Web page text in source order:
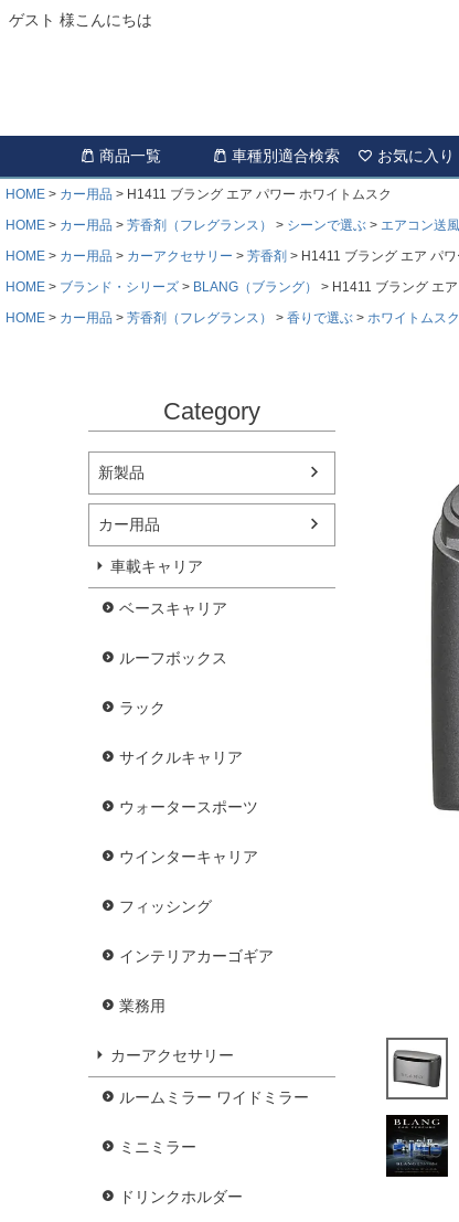
ゲスト 様こんにちは
商品一覧 車種別適合検索 お気に入り
HOME カー用品
H1411 ブラング エア パワー ホワイトムスク
HOME
カー用品 芳香剤（フレグランス） シーンで選ぶ エアコン送
HOME
カー用品 カーアクセサリー 芳香剤
H1411 ブラング エア パ
HOME
ブランド・シリーズ BLANG（ブラング）
H1411 ブラング エ
HOME
カー用品 芳香剤（フレグランス） 香りで選ぶ ホワイトムスク
Category
新製品
カー用品
車載キャリア
ベースキャリア
ルーフボックス
ラック
サイクルキャリア
ウォータースポーツ
ウインターキャリア
フィッシング
インテリアカーゴギア
業務用
カーアクセサリー
ルームミラー ワイドミラー
ミニミラー
ドリンクホルダー